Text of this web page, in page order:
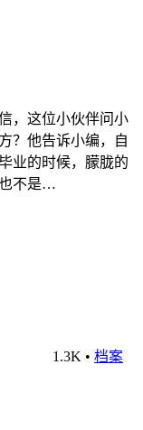
，这位小伙伴问小
？他告诉小编，自
业的时候，朦胧的
不是…
1.3K • 档案